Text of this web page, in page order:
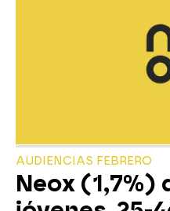
AUDIENCIAS FEBRERO
Neox (1,7%)